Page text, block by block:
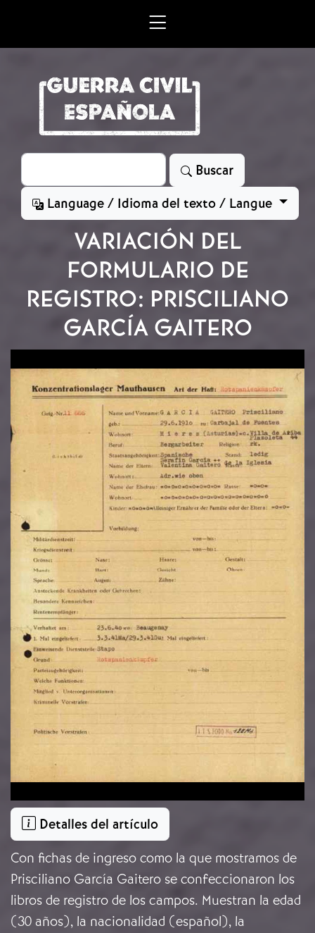
Search
Buscar
Language / Idioma del texto / Langue
VARIACIÓN DEL
FORMULARIO DE
REGISTRO: PRISCILIANO
GARCÍA GAITERO
Detalles del artículo
Con fichas de ingreso como la que mostramos de
Prisciliano García Gaitero se confeccionaron los
libros de registro de los campos. Muestran la edad
(30 años), la nacionalidad (español), la